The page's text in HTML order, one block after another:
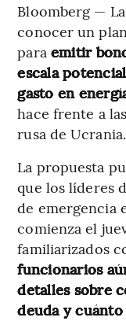
Bloomberg —
conocer un
para emitir
escala
gasto en
hace frente a
rusa de Ucrania.
La propuesta
que los líderes
de emergencia
comienza el
familiarizados
funcionarios
detalles sobre
deuda y